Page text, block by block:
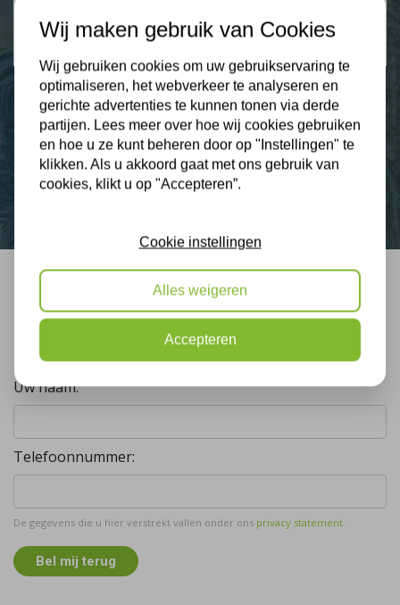
9,3
Nieuws
Contact
Bel mij terug
Gratis, vrijblijvend advies
Uw naam:
Telefoonnummer:
De gegevens die u hier verstrekt vallen onder ons privacy statement.
Bel mij terug
Wij maken gebruik van Cookies
Wij gebruiken cookies om uw gebruikservaring te
optimaliseren, het webverkeer te analyseren en
gerichte advertenties te kunnen tonen via derde
partijen. Lees meer over hoe wij cookies gebruiken
en hoe u ze kunt beheren door op "Instellingen" te
klikken. Als u akkoord gaat met ons gebruik van
cookies, klikt u op "Accepteren”.
Cookie instellingen
Alles weigeren
Accepteren